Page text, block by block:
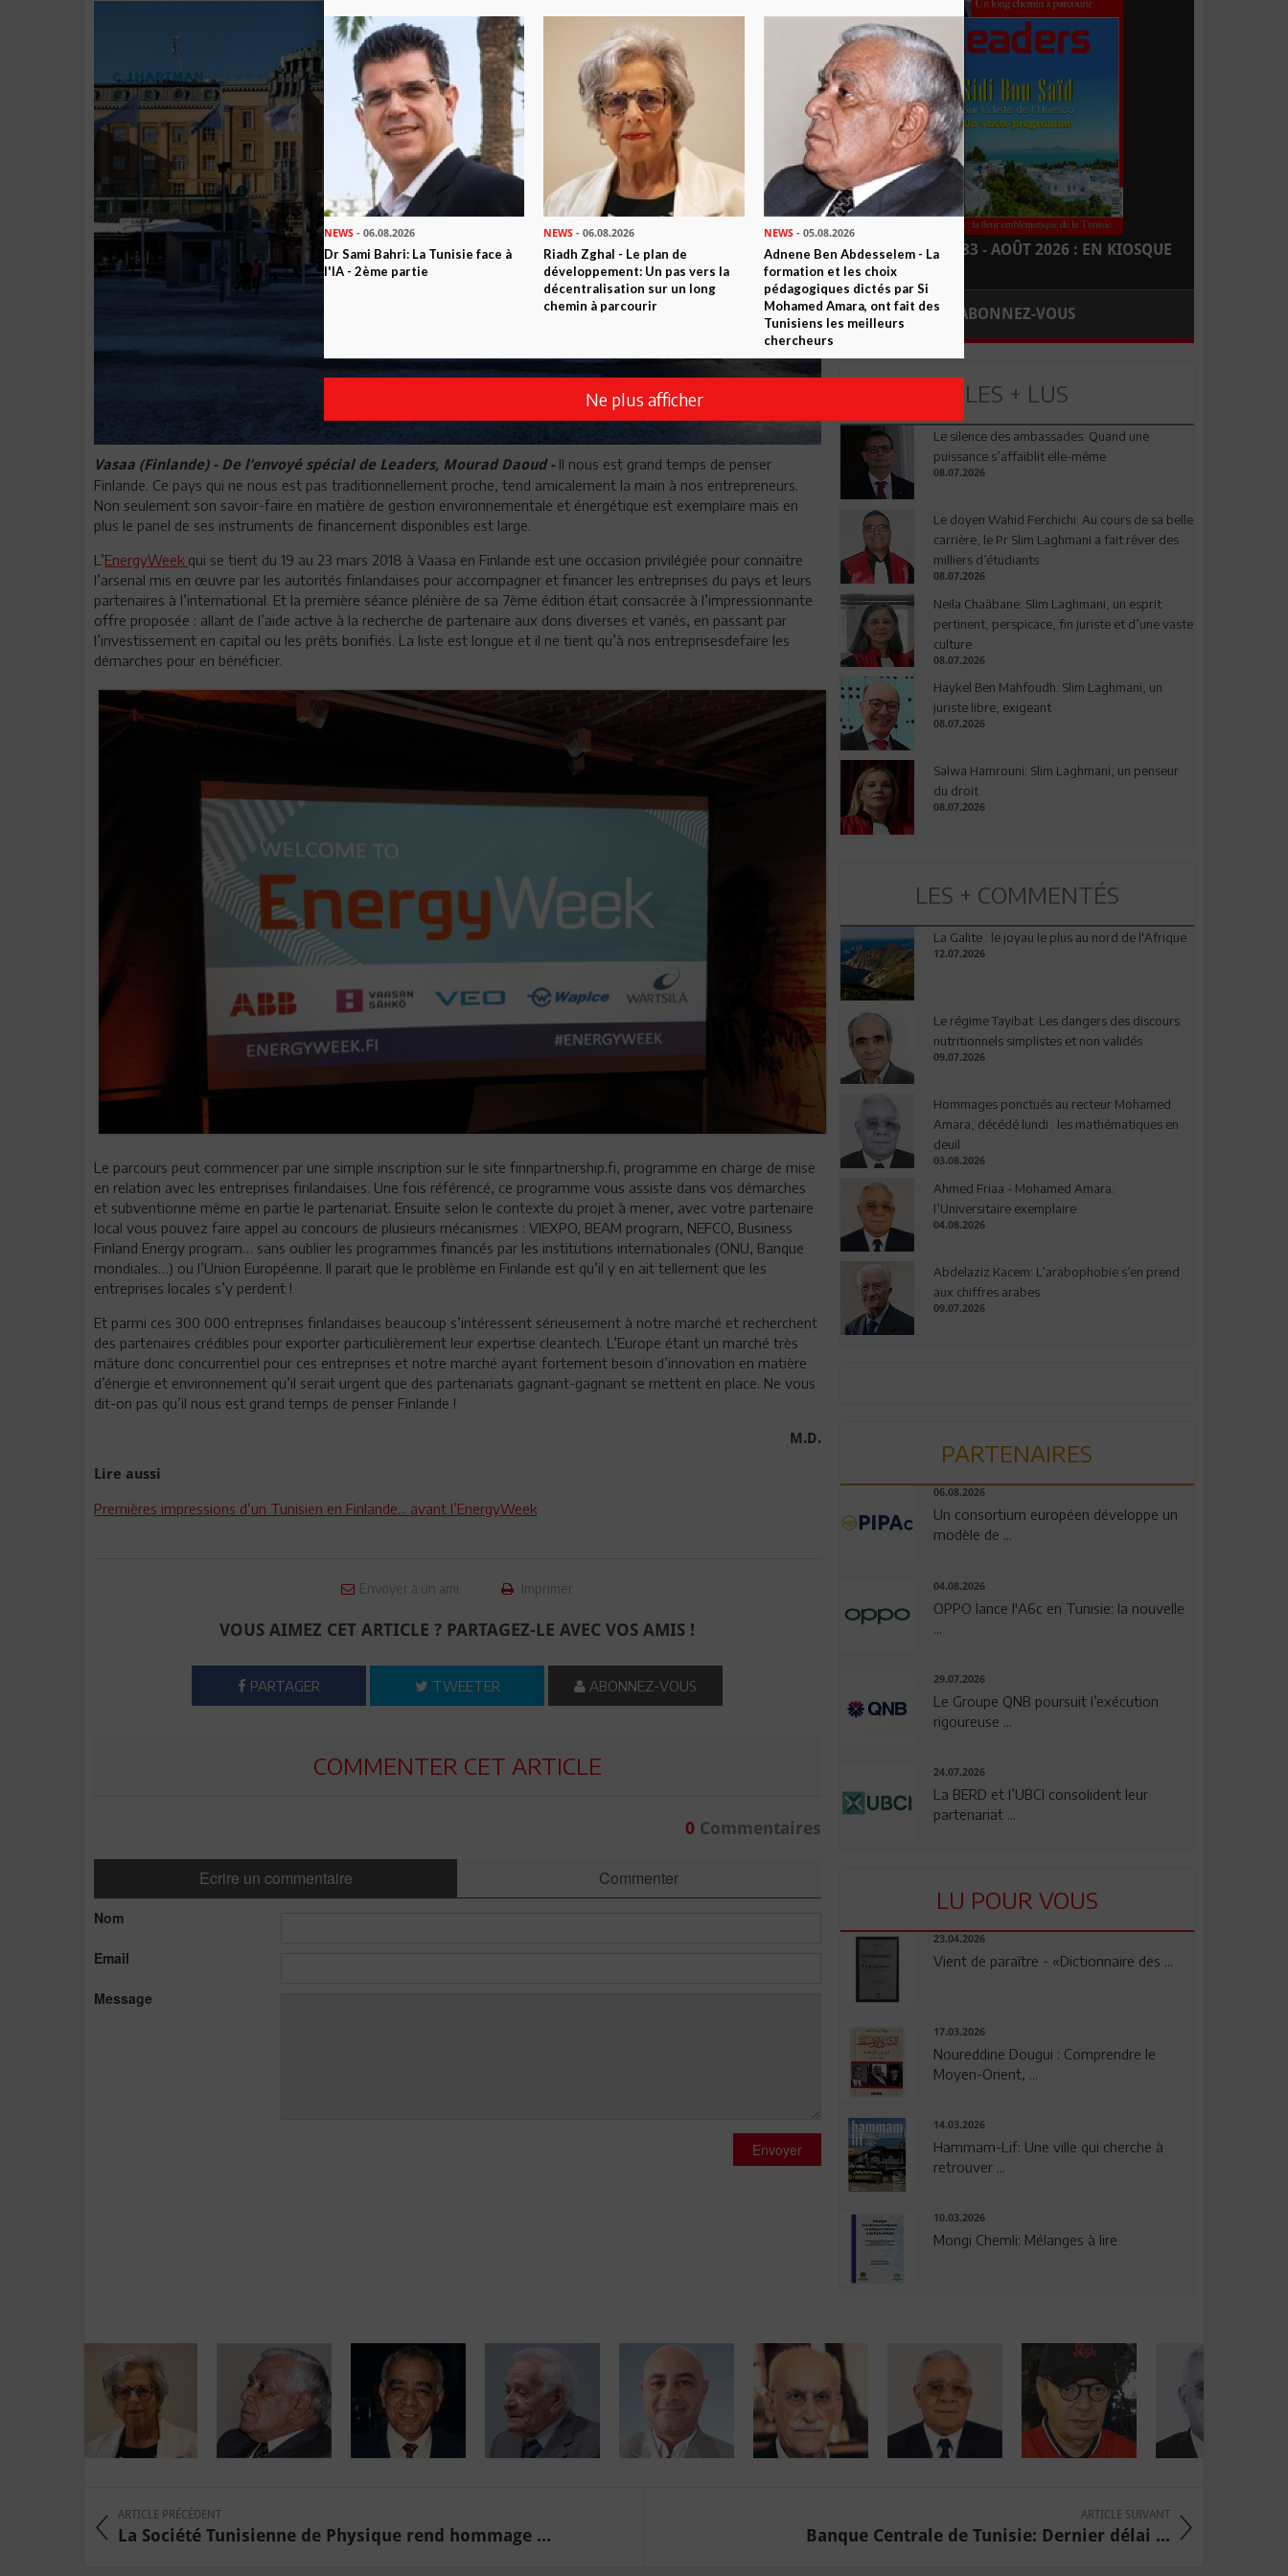
Vasaa (Finlande) - De l’envoyé spécial de Leaders, Mourad Daoud - Il nous est grand temps de penser
Finlande. Ce pays qui ne nous est pas traditionnellement proche, tend amicalement la main à nos entrepreneurs.
Non seulement son savoir-faire en matière de gestion environnementale et énergétique est exemplaire mais en
plus le panel de ses instruments de financement disponibles est large.
L’EnergyWeek qui se tient du 19 au 23 mars 2018 à Vaasa en Finlande est une occasion privilégiée pour connaitre
l’arsenal mis en œuvre par les autorités finlandaises pour accompagner et financer les entreprises du pays et leurs
partenaires à l’international. Et la première séance plénière de sa 7ème édition était consacrée à l’impressionnante
offre proposée : allant de l’aide active à la recherche de partenaire aux dons diverses et variés, en passant par
l’investissement en capital ou les prêts bonifiés. La liste est longue et il ne tient qu’à nos entreprisesdefaire les
démarches pour en bénéficier.
Le parcours peut commencer par une simple inscription sur le site finnpartnership.fi, programme en charge de mise
en relation avec les entreprises finlandaises. Une fois référencé, ce programme vous assiste dans vos démarches
et subventionne même en partie le partenariat. Ensuite selon le contexte du projet à mener, avec votre partenaire
local vous pouvez faire appel au concours de plusieurs mécanismes : VIEXPO, BEAM program, NEFCO, Business
Finland Energy program… sans oublier les programmes financés par les institutions internationales (ONU, Banque
mondiales…) ou l’Union Européenne. Il parait que le problème en Finlande est qu’il y en ait tellement que les
entreprises locales s’y perdent !
Et parmi ces 300 000 entreprises finlandaises beaucoup s’intéressent sérieusement à notre marché et recherchent
des partenaires crédibles pour exporter particulièrement leur expertise cleantech. L’Europe étant un marché très
mâture donc concurrentiel pour ces entreprises et notre marché ayant fortement besoin d’innovation en matière
d’énergie et environnement qu’il serait urgent que des partenariats gagnant-gagnant se mettent en place. Ne vous
dit-on pas qu’il nous est grand temps de penser Finlande !
M.D.
Lire aussi
Premières impressions d’un Tunisien en Finlande... avant l’EnergyWeek
Envoyer à un ami Imprimer
VOUS AIMEZ CET ARTICLE ? PARTAGEZ-LE AVEC VOS AMIS !
PARTAGER TWEETER ABONNEZ-VOUS
COMMENTER CET ARTICLE
0Commentaires
Ecrire un commentaire Commenter
Nom
Email
Message
Envoyer
LEADERS N° 183 - AOÛT 2026 : EN KIOSQUE
ABONNEZ-VOUS
LES + LUS
Le silence des ambassades: Quand une
puissance s’affaiblit elle-même
08.07.2026
Le doyen Wahid Ferchichi: Au cours de sa belle
carrière, le Pr Slim Laghmani a fait rêver des
milliers d’étudiants
08.07.2026
Neila Chaâbane: Slim Laghmani, un esprit
pertinent, perspicace, fin juriste et d’une vaste
culture
08.07.2026
Haykel Ben Mahfoudh: Slim Laghmani, un
juriste libre, exigeant
08.07.2026
Salwa Hamrouni: Slim Laghmani, un penseur
du droit
08.07.2026
LES + COMMENTÉS
La Galite : le joyau le plus au nord de l'Afrique
12.07.2026
Le régime Tayibat: Les dangers des discours
nutritionnels simplistes et non validés
09.07.2026
Hommages ponctués au recteur Mohamed
Amara, décédé lundi : les mathématiques en
deuil
03.08.2026
Ahmed Friaa - Mohamed Amara:
l’Universitaire exemplaire
04.08.2026
Abdelaziz Kacem: L’arabophobie s’en prend
aux chiffres arabes
09.07.2026
PARTENAIRES
06.08.2026
Un consortium européen développe un
modèle de ...
04.08.2026
OPPO lance l'A6c en Tunisie: la nouvelle
29.07.2026
Le Groupe QNB poursuit l’exécution
rigoureuse ...
24.07.2026
La BERD et l’UBCI consolident leur
partenariat ...
LU POUR VOUS
23.04.2026
Vient de paraître - «Dictionnaire des ...
17.03.2026
Noureddine Dougui : Comprendre le
Moyen-Orient, ...
14.03.2026
Hammam-Lif: Une ville qui cherche à
retrouver ...
10.03.2026
Mongi Chemli: Mélanges à lire
ARTICLE PRÉCÉDENT
La Société Tunisienne de Physique rend hommage ...
ARTICLE SUIVANT
Banque Centrale de Tunisie: Dernier délai ...
NEWS - 06.08.2026
Dr Sami Bahri: La Tunisie face à
l'IA - 2ème partie
NEWS - 06.08.2026
Riadh Zghal - Le plan de
développement: Un pas vers la
décentralisation sur un long
chemin à parcourir
NEWS- 05.08.2026
Adnene Ben Abdesselem - La
formation et les choix
pédagogiques dictés par Si
Mohamed Amara, ont fait des
Tunisiens les meilleurs
chercheurs
Ne plus afficher